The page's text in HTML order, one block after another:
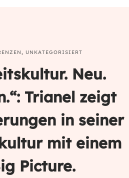
, UNKATEGORISIERT
Neu.
Trianel zeigt
in seiner
mit einem
Picture.